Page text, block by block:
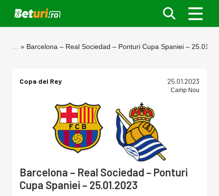
Barcelona – Real Sociedad – Ponturi Cupa Spaniei –
Copa del Rey 25.01.2023
Camp Nou
Barcelona – Real Sociedad – Ponturi
Cupa Spaniei – 25.01.2023